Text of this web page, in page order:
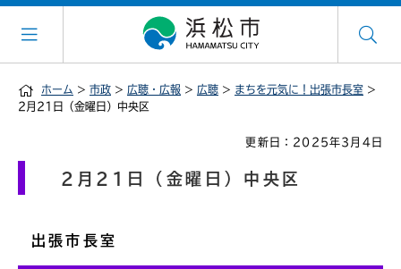
ホーム > 市政 > 広聴・広報 > 広聴 > まちを元気に！出張市長室 >
2月21日（金曜日）中央区
更新日：2025年3月4日
2月21日（金曜日）中央区
出張市長室